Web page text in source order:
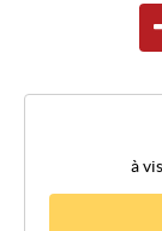
à